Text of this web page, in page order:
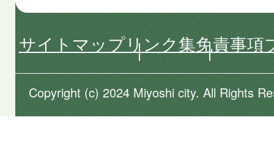
サイトマップリンク集免責事項
Copyright (c) 2024 Miyoshi city. All Rights